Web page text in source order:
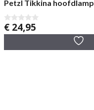
Petzl Tikkina hoofdlamp
0
v
€ 24,95